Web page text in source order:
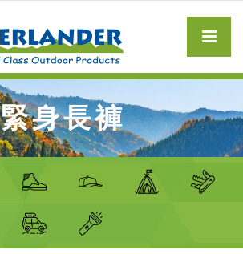
緊身長褲